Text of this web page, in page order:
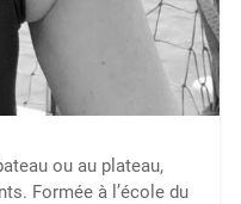
ou au plateau,
Formée à l’école du